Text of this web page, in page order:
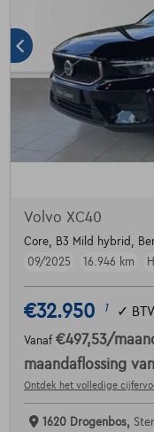
Volvo XC40
Core, B3 Mild hybrid,
09/2025
16.946 km
€32.950 1 ✓
Vanaf €497,53/
maandaflossing van
Ontdek het volledige
1620 Drogenbos,